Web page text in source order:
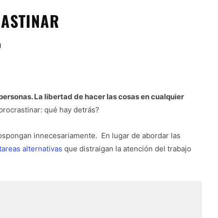
La libertad de hacer las cosas en cualquier
qué hay detrás?
innecesariamente. En lugar de abordar las
alternativas que distraigan la atención del trabajo